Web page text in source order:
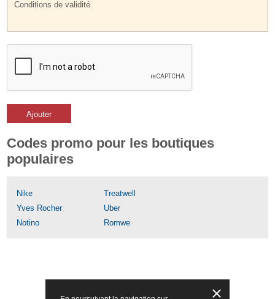
Ajouter
Codes promo pour les boutiques
populaires
Nike
Treatwell
Yves Rocher
Uber
Notino
Romwe